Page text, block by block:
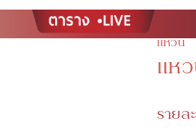
แหวน
แห
รายล